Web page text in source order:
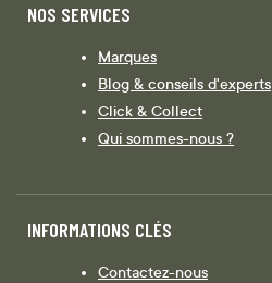
NOS SERVICES
Marques
Blog & conseils d'experts
Click & Collect
Qui sommes-nous ?
INFORMATIONS CLÉS
Contactez-nous